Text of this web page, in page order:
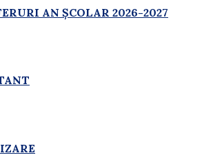
AN ȘCOLAR 2026-2027